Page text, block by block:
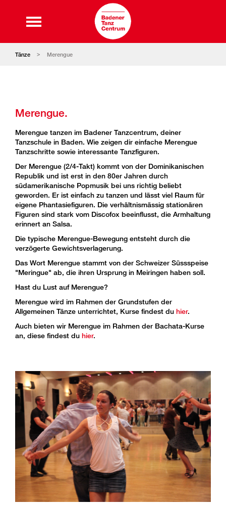
Tänze Merengue
Merengue.
Merengue tanzen im Badener Tanzcentrum, deiner
Tanzschule in Baden. Wie zeigen dir einfache Merengue
Tanzschritte sowie interessante Tanzfiguren.
Der Merengue (2/4-Takt) kommt von der Dominikanischen
Republik und ist erst in den 80er Jahren durch
südamerikanische Popmusik bei uns richtig beliebt
geworden. Er ist einfach zu tanzen und lässt viel Raum für
eigene Phantasiefiguren. Die verhältnismässig stationären
Figuren sind stark vom Discofox beeinflusst, die Armhaltung
erinnert an Salsa.
Die typische Merengue-Bewegung entsteht durch die
verzögerte Gewichtsverlagerung.
Das Wort Merengue stammt von der Schweizer Süssspeise
"Meringue" ab, die ihren Ursprung in Meiringen haben soll.
Hast du Lust auf Merengue?
Merengue wird im Rahmen der Grundstufen der
Allgemeinen Tänze unterrichtet, Kurse findest du hier.
Auch bieten wir Merengue im Rahmen der Bachata-Kurse
an, diese findest du hier.